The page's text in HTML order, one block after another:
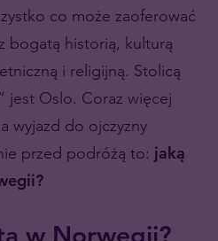
co może zaoferować
bogatą historią, kulturą
i religijną. Stolicą
jest Oslo. Coraz więcej
wyjazd do ojczyzny
przed podróżą to: jaką